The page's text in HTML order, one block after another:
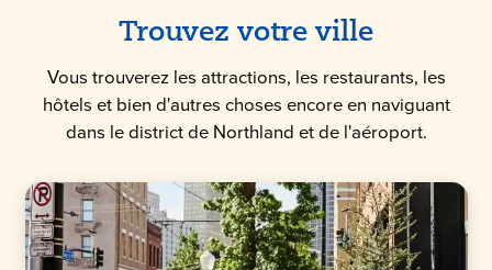
Trouvez votre ville
Vous trouverez les attractions, les restaurants, les
hôtels et bien d'autres choses encore en naviguant
dans le district de Northland et de l'aéroport.